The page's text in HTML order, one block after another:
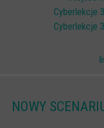
Cyberlekcje
Cyberlekcje
NOWY
Szkoła Sieci